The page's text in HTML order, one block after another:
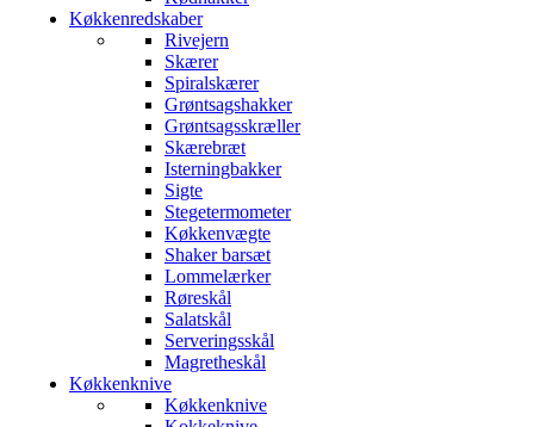
Køkkenredskaber
Rivejern
Skærer
Spiralskærer
Grøntsagshakker
Grøntsagsskræller
Skærebræt
Isterningbakker
Sigte
Stegetermometer
Køkkenvægte
Shaker barsæt
Lommelærker
Røreskål
Salatskål
Serveringsskål
Magretheskål
Køkkenknive
Køkkenknive